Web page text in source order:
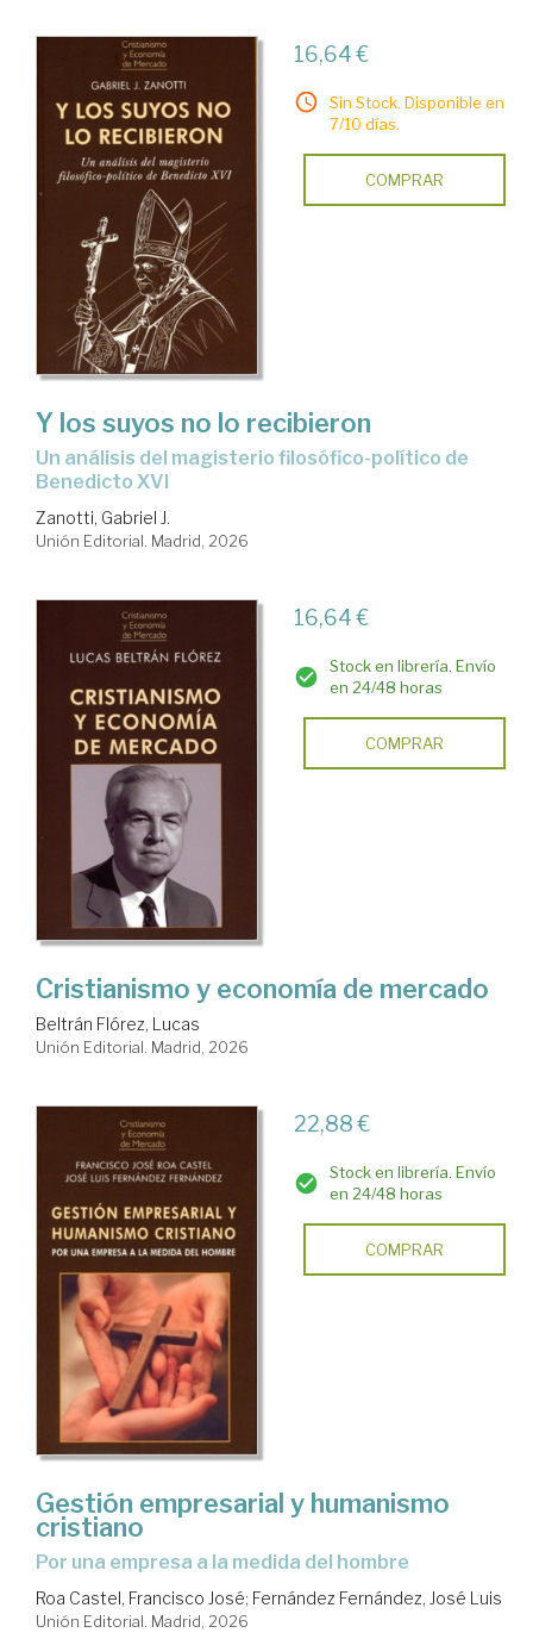
16,64 €
Sin Stock. Disponible en
7/10 días.
COMPRAR
Y los suyos no lo recibieron
Un análisis del magisterio filosófico-político de
Benedicto XVI
Zanotti, Gabriel J.
Unión Editorial. Madrid, 2026
16,64 €
Stock en librería. Envío
en 24/48 horas
COMPRAR
Cristianismo y economía de mercado
Beltrán Flórez, Lucas
Unión Editorial. Madrid, 2026
22,88 €
Stock en librería. Envío
en 24/48 horas
COMPRAR
Gestión empresarial y humanismo
cristiano
Por una empresa a la medida del hombre
Roa Castel, Francisco José; Fernández Fernández, José Luis
Unión Editorial. Madrid, 2026